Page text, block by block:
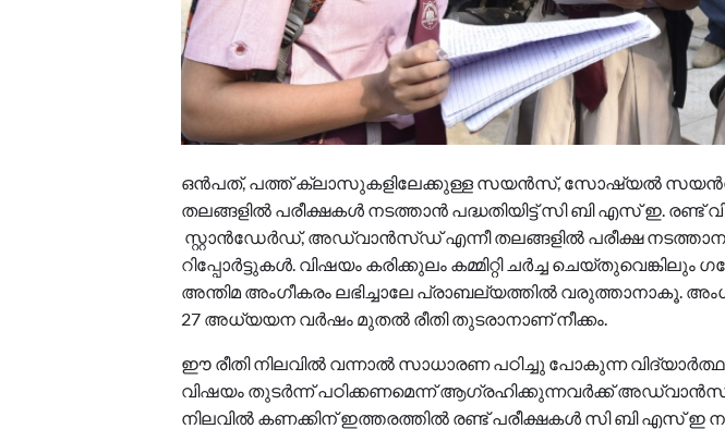
ഒൻപത്, പത്ത് ക്ലാസുകളിലേക്കുള്ള സയൻസ്, സോഷ്യൽ സയൻസ്
തലങ്ങളിൽ പരീക്ഷകൾ നടത്താൻ പദ്ധതിയിട്ട് സി ബി എസ് ഇ. രണ്ട്
സ്റ്റാൻഡേർഡ്, അഡ്വാൻസ്ഡ് എന്നീ തലങ്ങളിൽ പരീക്ഷ
റിപ്പോർട്ടുകൾ. വിഷയം കരിക്കുലം കമ്മിറ്റി ചർച്ച
അന്തിമ അം​ഗീകരം ലഭിച്ചാലേ പ്രാബല്യത്തിൽ വരുത്താനാകൂ.
27 അധ്യയന വർഷം മുതൽ രീതി തുടരാനാണ് നീക്കം.
ഈ രീതി നിലവിൽ വന്നാൽ സാധാരണ പഠിച്ചു പോകുന്ന
വിഷയം തുടർന്ന് പഠിക്കണമെന്ന് ആ​ഗ്രഹിക്കുന്നവർക്ക്
നിലവിൽ കണക്കിന് ഇത്തരത്തിൽ രണ്ട് പരീക്ഷകൾ സി ബി എസ് ഇ